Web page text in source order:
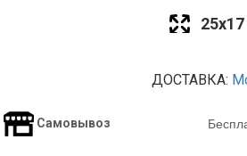
25х17
ДОСТАВКА:
Самовывоз